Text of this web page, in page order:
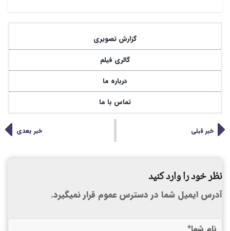
گزارش تصویری
گالری فیلم
درباره ما
تماس با ما
خبر قبلی خبر بعدی
نظر خود را وارد کنید
آدرس ایمیل شما در دسترس عموم قرار نمیگیرد.